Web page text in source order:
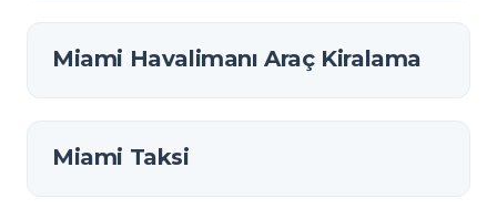
Miami Havalimanı Araç Kiralama
Miami Taksi